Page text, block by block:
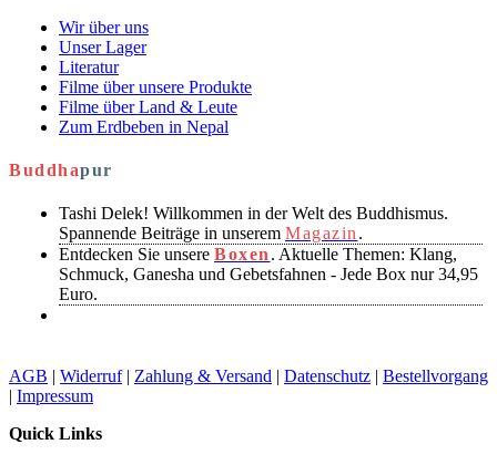
Wir über uns
Unser Lager
Literatur
Filme über unsere Produkte
Filme über Land & Leute
Zum Erdbeben in Nepal
Buddhapur
Tashi Delek! Willkommen in der Welt des Buddhismus.
Spannende Beiträge in unserem Magazin .
Entdecken Sie unsere Boxen . Aktuelle Themen: Klang,
Schmuck, Ganesha und Gebetsfahnen - Jede Box nur 34,95
Euro.
AGB | Widerruf| Zahlung & Versand | Datenschutz | Bestellvorgang
| Impressum
Quick Links